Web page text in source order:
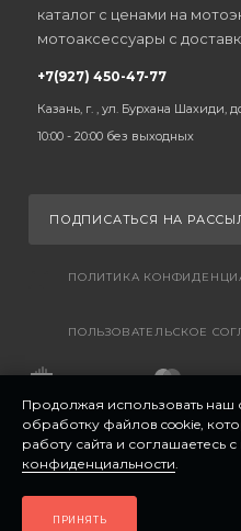
каталог с ценами на
мотоаксессуары с
+7(927) 450-47-77
Казань, г. , ул. Бурхана Шахиди,
10:00 - 20:00 без выходных
ПОДПИСАТЬСЯ НА
ПОЛИТИКА
ПОЛЬЗОВАТЕЛЬСКОЕ
Продолжая использовать наш
обработку файлов cookie,
работу сайта и соглашаетесь
конфиденциальности.
ПРИНЯТЬ